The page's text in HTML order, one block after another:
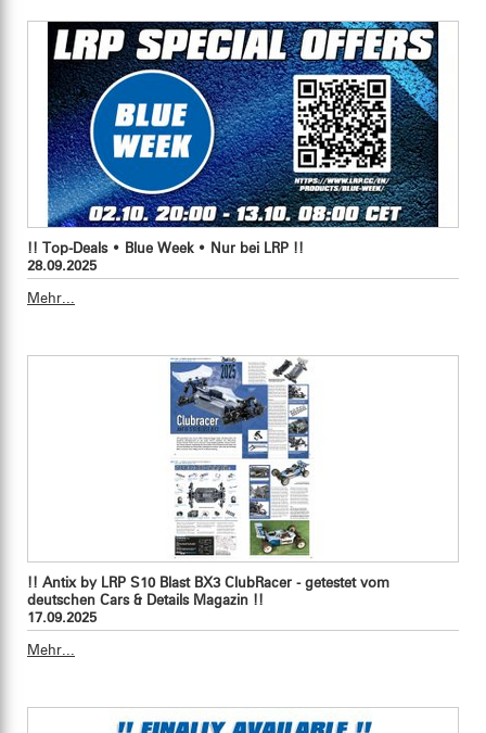
!! Top-Deals • Blue Week • Nur bei LRP !!
28.09.2025
Mehr...
!! Antix by LRP S10 Blast BX3 ClubRacer - getestet vom
deutschen Cars & Details Magazin !!
17.09.2025
Mehr...